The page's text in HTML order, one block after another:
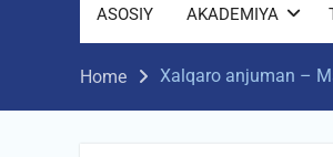
ASOSIY AKADEMIYA
Home Xalqaro anjuman –